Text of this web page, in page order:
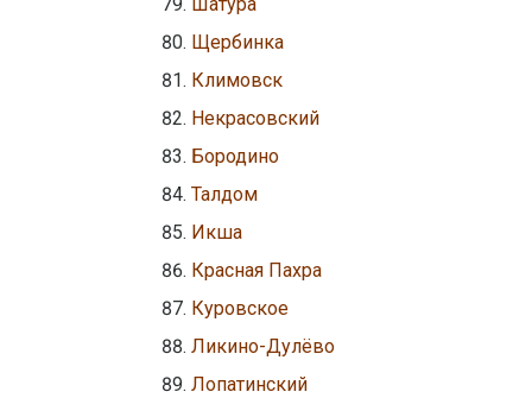
Щербинка
Климовск
Некрасовский
Бородино
Талдом
Икша
Красная Пахра
Куровское
Ликино-Дулёво
Лопатинский